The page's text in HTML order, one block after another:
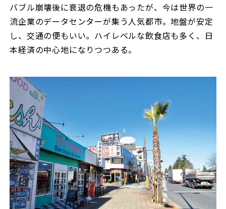
バブル崩壊後に衰退の危機もあったが、今は世界の一
流企業のデータセンターが集う人気都市。地盤が安定
し、交通の便もいい。ハイレベルな飲食店も多く、日
本経済の中心地になりつつある。